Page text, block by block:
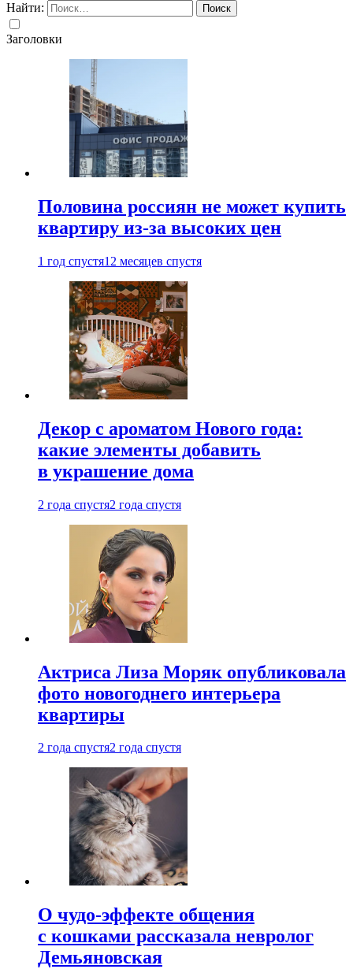
Найти:
Заголовки
Половина россиян не может купить
квартиру из-за высоких цен
1 год спустя12 месяцев спустя
Декор с ароматом Нового года:
какие элементы добавить
в украшение дома
2 года спустя2 года спустя
Актриса Лиза Моряк опубликовала
фото новогоднего интерьера
квартиры
2 года спустя2 года спустя
О чудо-эффекте общения
с кошками рассказала невролог
Демьяновская